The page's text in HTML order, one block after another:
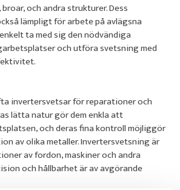
och andra strukturer. Dess
lämpligt för arbete på avlägsna
ta med sig den nödvändiga
och utföra svetsning med
invertersvetsar för reparationer och
lätta natur gör dem enkla att
och deras fina kontroll möjliggör
av olika metaller. Invertersvetsning är
av fordon, maskiner och andra
och hållbarhet är av avgörande